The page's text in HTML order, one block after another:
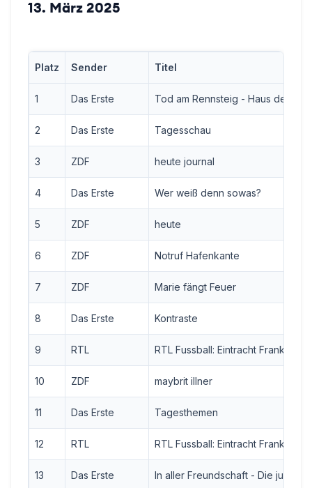
13. März 2025
Platz Sender Titel
1 Das Erste Tod am Rennsteig - Haus der
2 Das Erste Tagesschau
3 ZDF heute journal
4 Das Erste Wer weiß denn sowas?
5 ZDF heute
6 ZDF Notruf Hafenkante
7 ZDF Marie fängt Feuer
8 Das Erste Kontraste
9 RTL RTL Fussball: Eintracht Frankfurt -
10 ZDF maybrit illner
11 Das Erste Tagesthemen
12 RTL RTL Fussball: Eintracht Frankfurt -
13 Das Erste In aller Freundschaft - Die jungen